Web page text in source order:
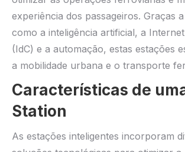
experiência dos passageiros. Graças
como a inteligência artificial, a
(IdC) e a automação, estas estações
a mobilidade urbana e o transporte
Características de
Station
As estações inteligentes incorporam